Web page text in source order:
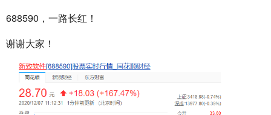
688590，一路长红！
谢谢大家！